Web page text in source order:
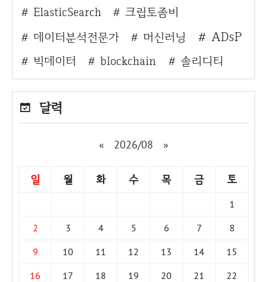
ElasticSearch
크립토좀비
데이터분석전문가
머신러닝 ADsP
빅데이터 blockchain 솔리디티
달력
« 2026/08 »
일 월 화 수 목 금 토
1
2
3 4 5 6 7
8
9
10 11 12 13 14
15
16
17 18 19 20 21
22